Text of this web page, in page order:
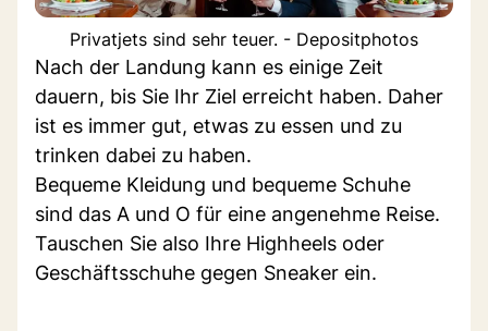
Privatjets sind sehr teuer. - Depositphotos
Nach der Landung kann es einige Zeit
dauern, bis Sie Ihr Ziel erreicht haben. Daher
ist es immer gut, etwas zu essen und zu
trinken dabei zu haben.
Bequeme Kleidung und bequeme Schuhe
sind das A und O für eine angenehme Reise.
Tauschen Sie also Ihre Highheels oder
Geschäftsschuhe gegen Sneaker ein.